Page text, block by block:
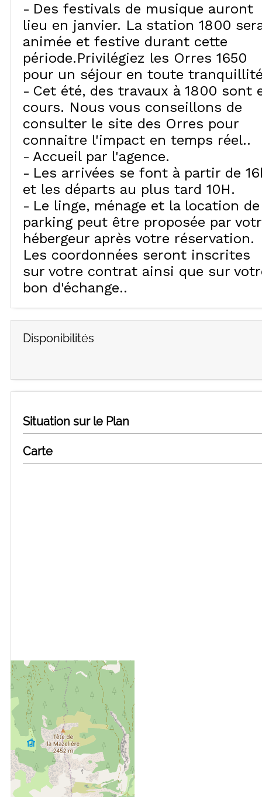
Des festivals de musique auront
lieu en janvier. La station 1800
animée et festive durant cette
période.Privilégiez les Orres 1650
pour un séjour en toute
Cet été, des travaux à 1800 sont
cours. Nous vous conseillons de
consulter le site des Orres pour
connaitre l'impact en temps réel.
Accueil par l'agence
Les arrivées se font à partir de
et les départs au plus tard 10H
Le linge, ménage et la location de
parking peut être proposée par
hébergeur après votre réservation.
Les coordonnées seront inscrites
sur votre contrat ainsi que sur
bon d'échange.
Disponibilités
Situation sur le Plan
Carte